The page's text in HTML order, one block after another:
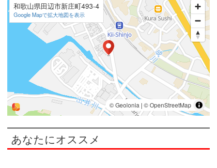
和歌山県田辺市新庄町493-4
Google Mapで拡大地図を表示
あなたにオススメ